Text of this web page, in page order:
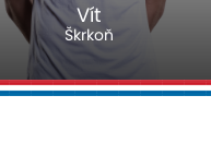
Vít
Škrkoň